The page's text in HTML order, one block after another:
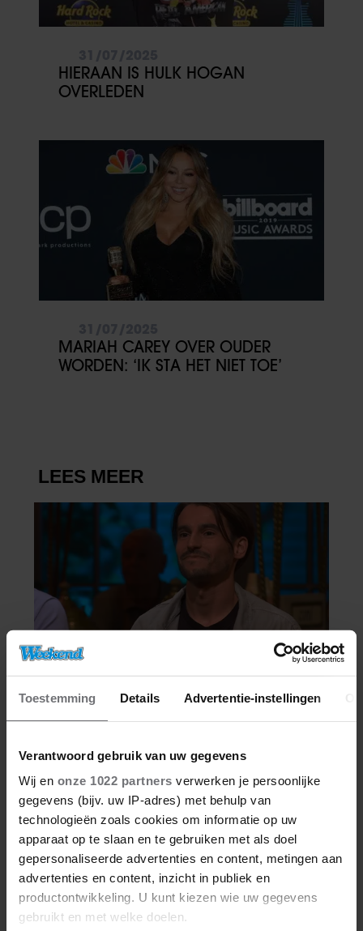
Toestemming Details Advertentie-instellingen
Verantwoord gebruik van uw gegevens
Wij en onze 1022 partners verwerken je persoonlijke
gegevens (bijv. uw IP-adres) met behulp van
technologieën zoals cookies om informatie op uw
apparaat op te slaan en te gebruiken met als doel
gepersonaliseerde advertenties en content, metingen aan
advertenties en content, inzicht in publiek en
productontwikkeling. U kunt kiezen wie uw gegevens
gebruikt en met welke doelen.
HIERAAN IS HULK HOGAN
OVERLEDEN
MARIAH CAREY OVER OUDER
WORDEN: ‘IK STA HET NIET TOE’